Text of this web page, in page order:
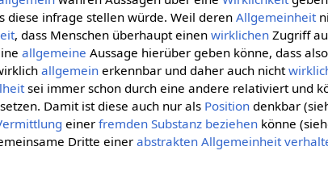
diese infrage stellen würde. Weil derenAllgemeinheit
, dass Menschen überhaupt einenwirklichen Zugriff
allgemeine Aussage hierüber geben könne, dass
allgemein erkennbar und daher auch nicht
sei immer schon durch eine andere relativiert und
Damit ist diese auch nur als Position denkbar
einerfremden Substanz beziehen könne
Dritte einerabstrakten Allgemeinheit